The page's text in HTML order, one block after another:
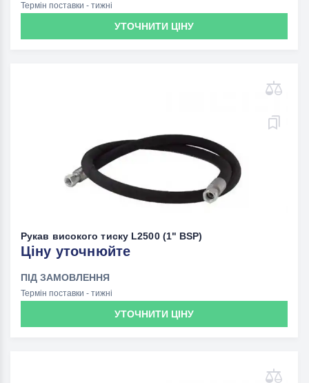
Термін поставки - тижні
УТОЧНИТИ ЦІНУ
Рукав високого тиску L2500 (1" BSP)
Ціну уточнюйте
ПІД ЗАМОВЛЕННЯ
Термін поставки - тижні
УТОЧНИТИ ЦІНУ